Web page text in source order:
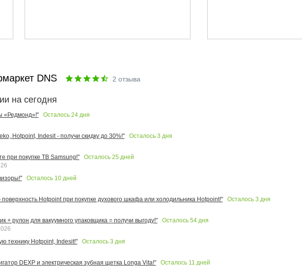
DNS 2 отзыва
на сегодня
«Редмонд»!" Осталось 24дня
Hotpoint, Indesit - получи скидку до 30%!" Осталось 3 дня
при покупке ТВ Samsung!" Осталось 25 дней
Осталось 10дней
Hotpoint при покупке духового шкафа или холодильника Hotpoint!" Осталось 3 дня
+ рулон для вакуумного упаковщика = получи выгоду!" Осталось 54дня
технику Hotpoint, Indesit!"
Осталось 3 дня
DEXP и электрическая зубная щетка Longa Vita!" Осталось 11 дней